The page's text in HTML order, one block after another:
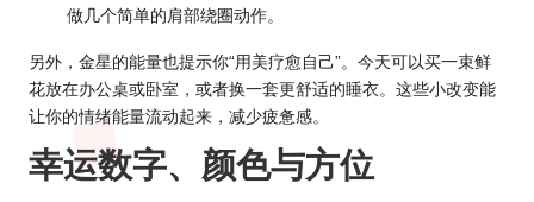
做几个简单的肩部绕圈动作。
另外，金星的能量也提示你“用美疗愈自己”。今天可以买一束鲜
花放在办公桌或卧室，或者换一套更舒适的睡衣。这些小改变能
让你的情绪能量流动起来，减少疲惫感。
幸运数字、颜色与方位